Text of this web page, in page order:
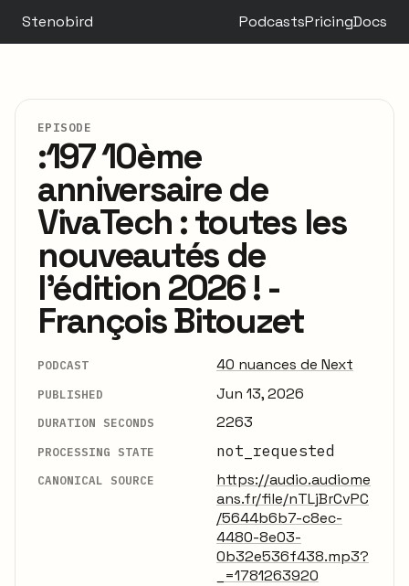
Stenobird PodcastsPricingDocs
EPISODE
:197 10ème
anniversaire de
VivaTech : toutes les
nouveautés de
l’édition 2026 ! -
François Bitouzet
PODCAST 40 nuances de Next
PUBLISHED Jun 13, 2026
DURATION SECONDS 2263
PROCESSING STATE not_requested
CANONICAL SOURCE
https://audio.audiome
ans.fr/file/nTLjBrCvPC
/5644b6b7-c8ec-
4480-8e03-
0b32e536f438.mp3?
_=1781263920